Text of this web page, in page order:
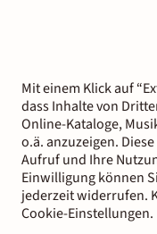
Mit einem Klick auf
dass Inhalte von
Online-Kataloge,
o.ä. anzuzeigen.
Aufruf und Ihre
Einwilligung können
jederzeit widerrufen.
Cookie-Einstellungen.